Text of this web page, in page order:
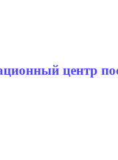
центр